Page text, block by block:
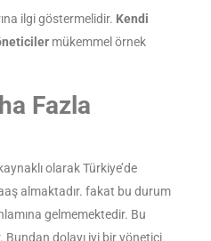
ilgi göstermelidir. Kendi
mükemmel örnek
Fazla
olarak Türkiye’de
almaktadır. fakat bu durum
gelmemektedir. Bu
dolayı iyi bir yönetici